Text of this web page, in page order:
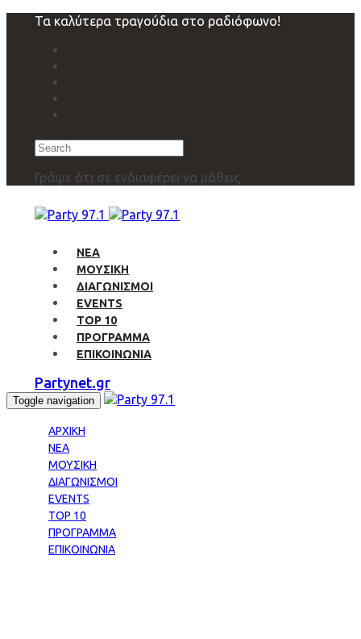
navigation
Τα καλύτερα τραγούδια στο ραδιόφωνο!
Search
Γράψε ότι σε ενδιαφέρει να μάθεις
ΝΕΑ
ΜΟΥΣΙΚΗ
ΔΙΑΓΩΝΙΣΜΟΙ
EVENTS
TOP 10
ΠΡΟΓΡΑΜΜΑ
ΕΠΙΚΟΙΝΩΝΙΑ
Partynet.gr
Toggle navigation
ΑΡΧΙΚΗ
ΝΕΑ
ΜΟΥΣΙΚΗ
ΔΙΑΓΩΝΙΣΜΟΙ
EVENTS
TOP 10
ΠΡΟΓΡΑΜΜΑ
ΕΠΙΚΟΙΝΩΝΙΑ